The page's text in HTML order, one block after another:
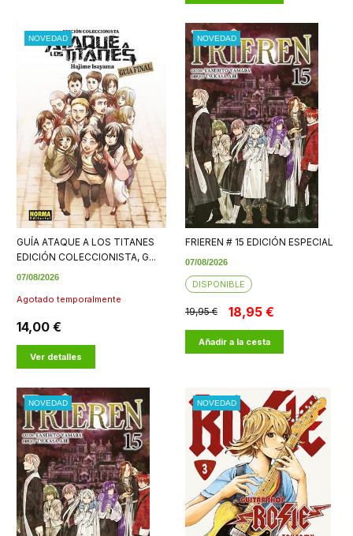
NOVEDAD
GUÍA ATAQUE A LOS TITANES
EDICIÓN COLECCIONISTA, G...
07/08/2026
Agotado temporalmente
14,00 €
Ver detalles
NOVEDAD
FRIEREN # 15 EDICIÓN ESPECIAL
07/08/2026
DISPONIBLE
19,95 € 18,95 €
Añadir a la cesta
NOVEDAD NOVEDAD